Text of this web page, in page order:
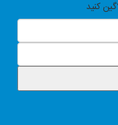
کنید